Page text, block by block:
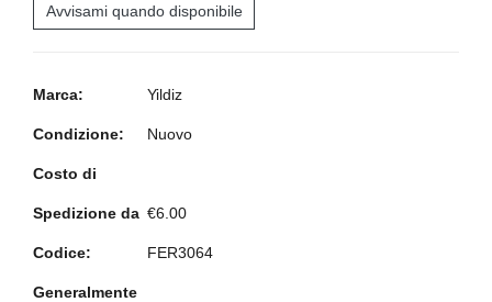
Avvisami quando disponibile
Marca: Yildiz
Condizione: Nuovo
Costo di
Spedizione da €6.00
Codice: FER3064
Generalmente